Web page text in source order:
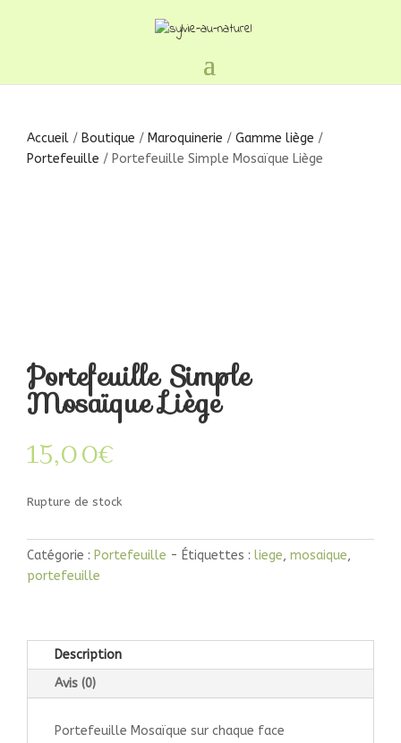
Accueil / Boutique / Maroquinerie / Gamme liège /
Portefeuille / Portefeuille Simple Mosaïque Liège
Portefeuille Simple
Mosaïque Liège
15,00€
Rupture de stock
Catégorie : Portefeuille Étiquettes : liege, mosaique,
portefeuille
Description
Avis (0)
Portefeuille Mosaïque sur chaque face